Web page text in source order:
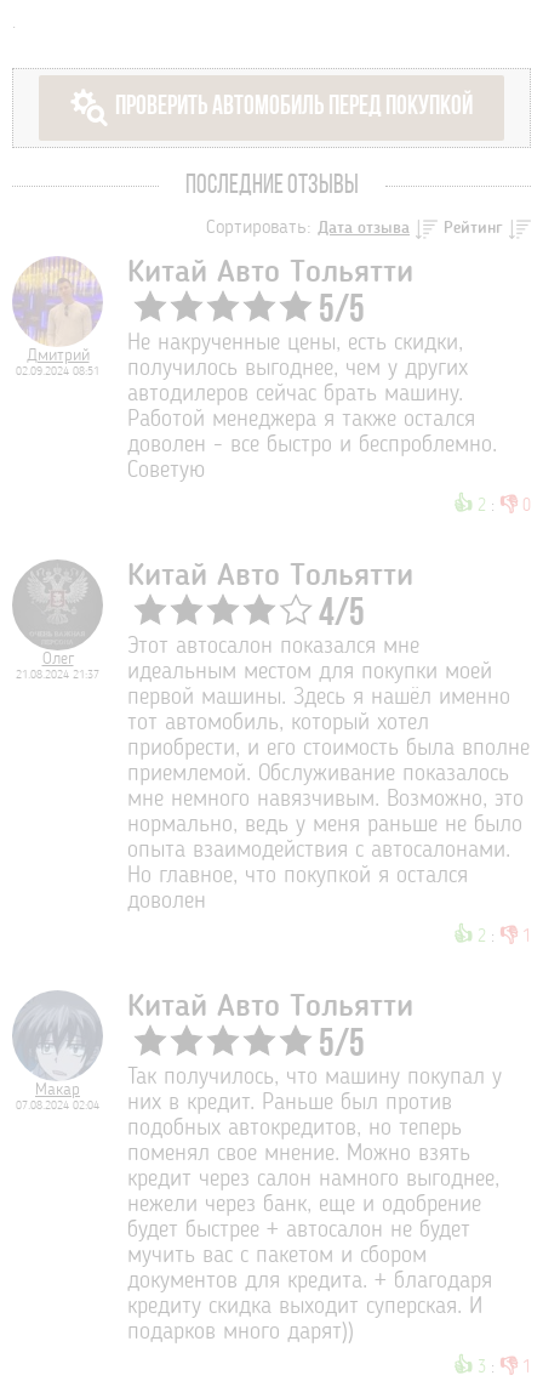
.
ПРОВЕРИТЬ АВТОМОБИЛЬ ПЕРЕД ПОКУПКОЙ
ПОСЛЕДНИЕ ОТЗЫВЫ
Сортировать: Дата отзыва Рейтинг
Дмитрий
02.09.2024 08:51
Китай Авто Тольятти
5/5
Не накрученные цены, есть скидки,
получилось выгоднее, чем у других
автодилеров сейчас брать машину.
Работой менеджера я также остался
доволен - все быстро и беспроблемно.
Советую
👍 2 : 👎 0
Олег
21.08.2024 21:37
Китай Авто Тольятти
4/5
Этот автосалон показался мне
идеальным местом для покупки моей
первой машины. Здесь я нашёл именно
тот автомобиль, который хотел
приобрести, и его стоимость была вполне
приемлемой. Обслуживание показалось
мне немного навязчивым. Возможно, это
нормально, ведь у меня раньше не было
опыта взаимодействия с автосалонами.
Но главное, что покупкой я остался
доволен
👍 2 : 👎 1
Макар
07.08.2024 02:04
Китай Авто Тольятти
5/5
Так получилось, что машину покупал у
них в кредит. Раньше был против
подобных автокредитов, но теперь
поменял свое мнение. Можно взять
кредит через салон намного выгоднее,
нежели через банк, еще и одобрение
будет быстрее + автосалон не будет
мучить вас с пакетом и сбором
документов для кредита. + благодаря
кредиту скидка выходит суперская. И
подарков много дарят))
👍 3 : 👎 1